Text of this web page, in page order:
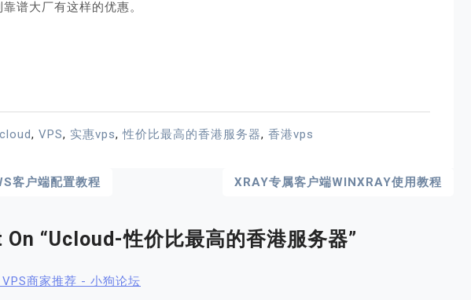
谱大厂有这样的优惠。
, VPS, 实惠vps,性价比最高的香港服务器, 香港vps
客户端配置教程 XRAY专属客户端WINXRAY使用教程
“Ucloud-性价比最高的香港服务器”
商家推荐 - 小狗论坛